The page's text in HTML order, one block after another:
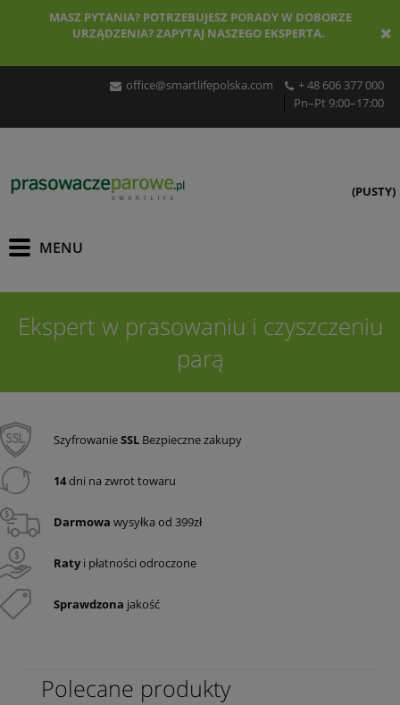
MASZ PYTANIA? POTRZEBUJESZ PORADY W DOBORZE
URZĄDZENIA? ZAPYTAJ NASZEGO EKSPERTA.
office@smartlifepolska.com
+ 48 606 377 000
Pn–Pt 9:00–17:00
(PUSTY)
Ekspert w prasowaniu i czyszczeniu
parą
SzyfrowanieSSL Bezpieczne zakupy
14dni na zwrot towaru
Darmowa wysyłka od 399zł
Ratyi płatności odroczone
Sprawdzona jakość
Polecane produkty